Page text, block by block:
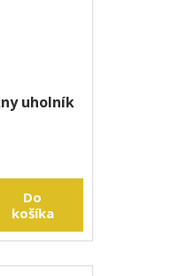
uholník
Do
košíka